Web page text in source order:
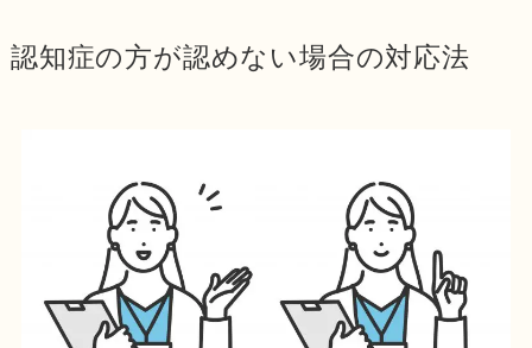
認知症の方が認めない場合の対応法